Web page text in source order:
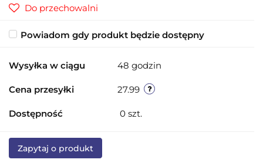
Do przechowalni
Powiadom gdy produkt będzie dostępny
Wysyłka w ciągu 48 godzin
Cena przesyłki 27.99
Dostępność 0 szt.
Zapytaj o produkt